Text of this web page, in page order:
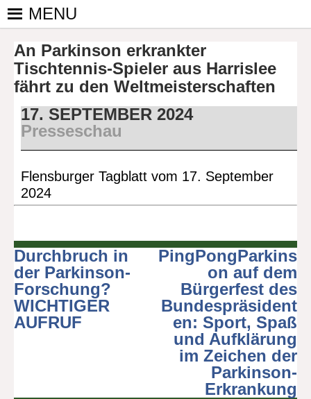
Skip
PINGPONGPARKINSON
DEUTSCHLAND E. V.
ist der
bundesweite
Zusammenschluss
von
Vereinen und
Einzelpersonen,
der sich – mit dem
– überwiegend
ehrenamtlich um
deren Angehörige
kümmert.
MENU
An Parkinson erkrankter
Tischtennis-Spieler aus Harrislee
fährt zu den Weltmeisterschaften
17. SEPTEMBER 2024
Presseschau
Flensburger Tagblatt vom 17. September
2024
Beitragsnavigation
Durchbruch in
der Parkinson-
Forschung?
WICHTIGER
AUFRUF
PingPongParkins
on auf dem
Bürgerfest des
Bundespräsident
en: Sport, Spaß
und Aufklärung
im Zeichen der
Parkinson-
Erkrankung